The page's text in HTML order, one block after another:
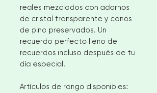
reales mezclados con adornos
de cristal transparente y conos
de pino preservados. Un
recuerdo perfecto lleno de
recuerdos incluso después de tu
día especial.
Artículos de rango disponibles: